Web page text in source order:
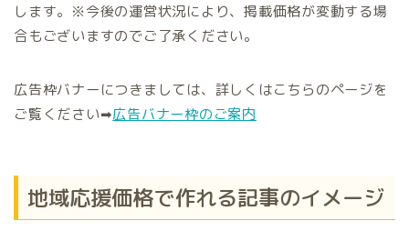
します。※今後の運営状況により、掲載価格が変動する場
合もございますのでご了承ください。
広告枠バナーにつきましては、詳しくはこちらのページを
ご覧ください➡広告バナー枠のご案内
地域応援価格で作れる記事のイメージ